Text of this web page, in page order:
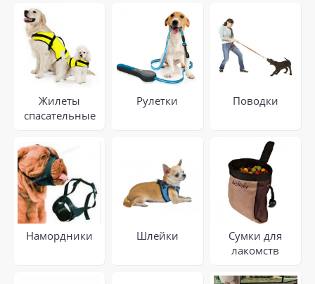
Жилеты
спасательные
Рулетки Поводки
Намордники Шлейки
Сумки для
лакомств